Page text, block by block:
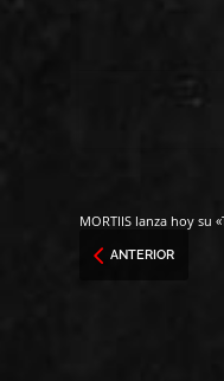
MORTIIS lanza hoy su
ANTERIOR